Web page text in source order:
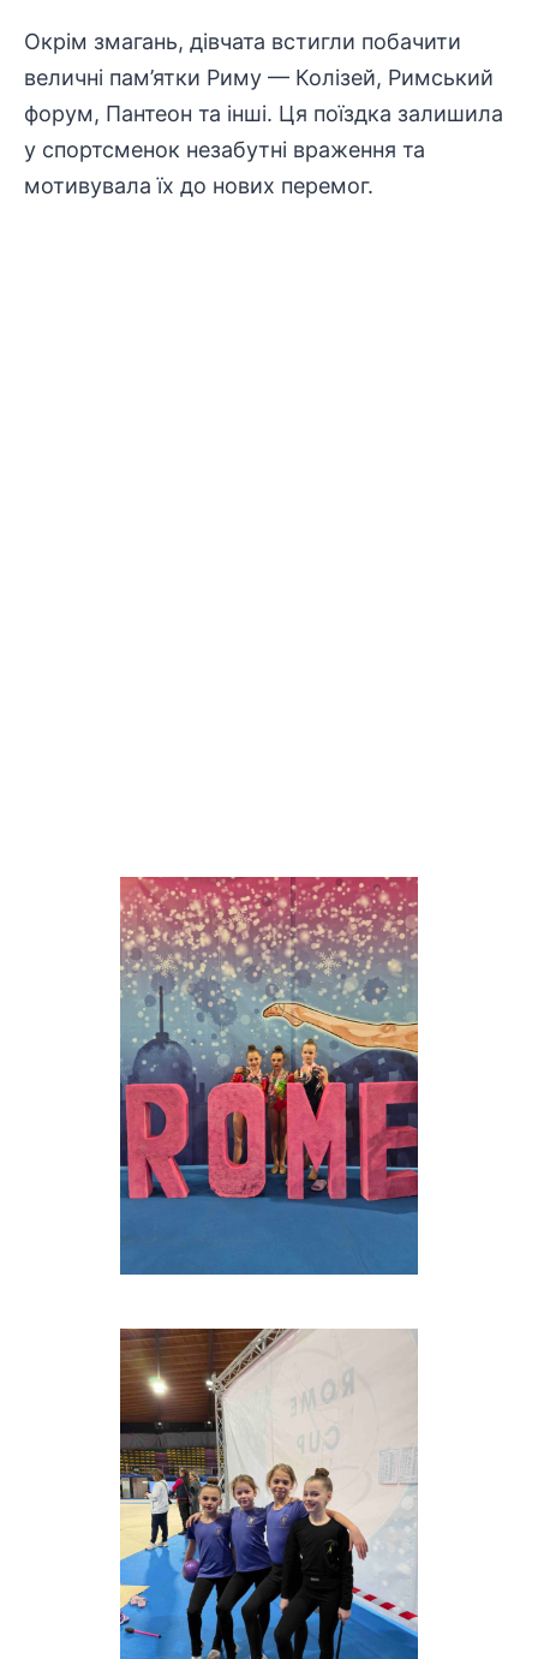
Окрім змагань, дівчата встигли побачити
величні пам’ятки Риму — Колізей, Римський
форум, Пантеон та інші. Ця поїздка залишила
у спортсменок незабутні враження та
мотивувала їх до нових перемог.